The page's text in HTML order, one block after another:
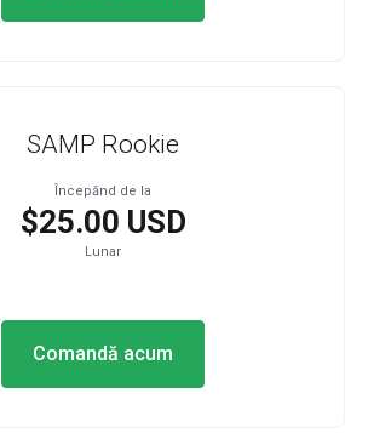
SAMP Rookie
Începănd de la
$25.00 USD
Lunar
Comandă acum